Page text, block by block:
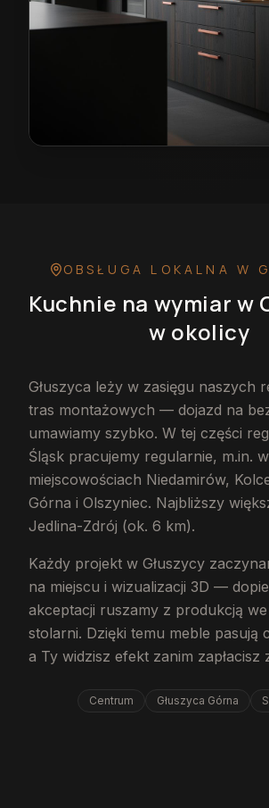
OBSŁUGA LOKALNAW
Kuchnie na wymiar w
w okolicy
Głuszyca leży w zasięgu naszych
tras montażowych — dojazd na
umawiamy szybko. W tej części
Śląsk pracujemy regularnie, m.in. w
miejscowościach Niedamirów,
Górna i Olszyniec. Najbliższy
Jedlina-Zdrój (ok. 6 km).
Każdy projekt w Głuszycy
na miejscu i wizualizacji 3D —
akceptacji ruszamy z produkcją we
stolarni. Dzięki temu meble pasują
a Ty widzisz efekt zanim zapłacisz
Centrum Głuszyca Górna